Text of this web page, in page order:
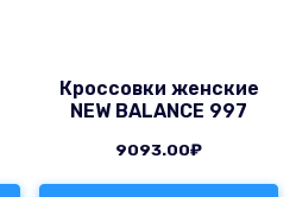
Кроссовки женские
NEW BALANCE 997
9093.00₽